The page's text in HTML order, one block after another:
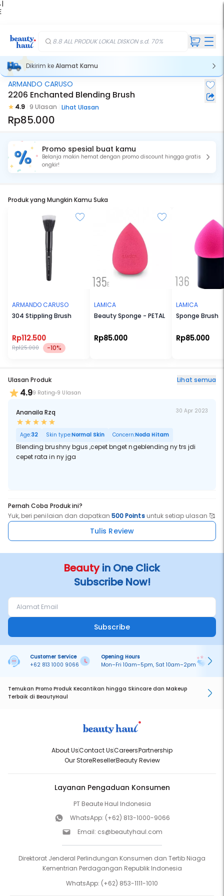
|
8.8 ALL PRODUK LOKAL DISKON s.d. 70%
Dikirim keAlamat Kamu
ARMANDO CARUSO
2206 Enchanted Blending Brush
4.9 9 Ulasan Lihat Ulasan
Rp85.000
Promo spesial buat kamu
Belanja makin hemat dengan promo discount hingga gratis
ongkir!
Produk yang Mungkin Kamu Suka
ARMANDO CARUSO
304 Stippling Brush
Rp112.500
Rp125.000 -10%
LAMICA
Beauty Sponge - PETAL
Rp85.000
LAMICA
Sponge Brush
Rp85.000
Ulasan Produk Lihat semua
4.99 Rating 9 Ulasan
Ananaila Rzq 30 Apr 2023
Age:32 Skin type:Normal Skin Concern:Noda Hitam
Blending brushny bgus ,cepet bnget ngeblending ny trs jdi
cepet rata in ny jga
Pernah Coba Produk ini?
Yuk, beri penilaian dan dapatkan500 Pointsuntuk setiap ulasan 🥰
Tulis Review
Beautyin One Click
Subscribe Now!
Subscribe
Customer Service
+62 813 1000 9066
Opening Hours
Mon–Fri 10am–5pm, Sat 10am–2pm
Temukan Promo Produk Kecantikan hingga Skincare dan Makeup
Terbaik di BeautyHaul
About UsContact UsCareersPartnership
Our StoreResellerBeauty Review
Layanan Pengaduan Konsumen
PT Beaute Haul Indonesia
WhatsApp: (+62) 813-1000-9066
Email: cs@beautyhaul.com
Direktorat Jenderal Perlindungan Konsumen dan Tertib Niaga
Kementrian Perdagangan Republik Indonesia
WhatsApp: (+62) 853-1111-1010